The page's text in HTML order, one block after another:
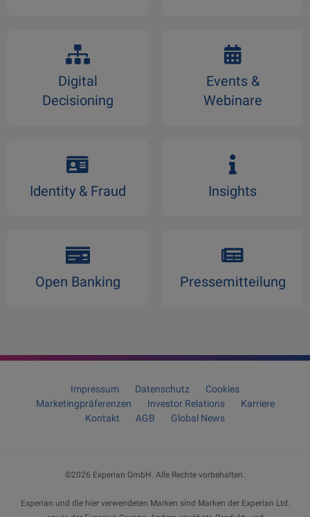
Digital
Decisioning
Events &
Webinare
Identity & Fraud Insights
Open Banking Pressemitteilung
Impressum Datenschutz
Cookies
Marketingpräferenzen
Investor Relations
Karriere
Kontakt
AGB Global News
©2026 Experian GmbH . Alle Rechte vorbehalten.
Experian und die hier verwendeten Marken sind Marken der Experian Ltd.